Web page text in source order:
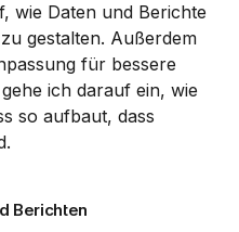
wie Daten und Berichte
gestalten. Außerdem
für bessere
ich darauf ein, wie
so aufbaut, dass
Berichten